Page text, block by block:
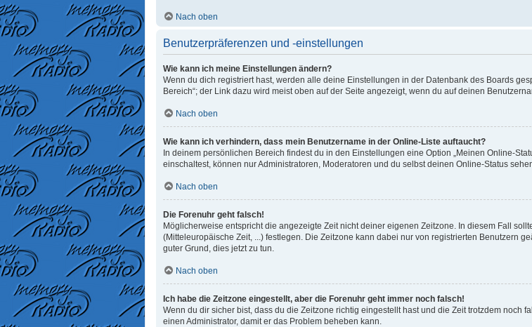
Nach oben
Benutzerpräferenzen und -einstellungen
Wie kann ich meine Einstellungen ändern?
Wenn du dich registriert hast, werden alle deine Einstellungen in der Datenbank des Boards
Bereich“; der Link dazu wird meist oben auf der Seite angezeigt, wenn du auf deinen
Nach oben
Wie kann ich verhindern, dass mein Benutzername in der Online-Liste auftaucht?
In deinem persönlichen Bereich findest du in den Einstellungen eine Option „Meinen Online-
einschaltest, können nur Administratoren, Moderatoren und du selbst deinen Online-Status
Nach oben
Die Forenuhr geht falsch!
Möglicherweise entspricht die angezeigte Zeit nicht deiner eigenen Zeitzone. In diesem Fall
(Mitteleuropäische Zeit, ...) festlegen. Die Zeitzone kann dabei nur von registrierten Benutzern
guter Grund, dies jetzt zu tun.
Nach oben
Ich habe die Zeitzone eingestellt, aber die Forenuhr geht immer noch falsch!
Wenn du dir sicher bist, dass du die Zeitzone richtig eingestellt hast und die Zeit trotzdem noch
einen Administrator, damit er das Problem beheben kann.